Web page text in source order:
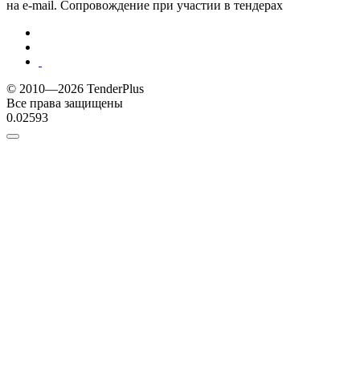
на e-mail. Сопровождение при участии в тендерах
© 2010—2026 TenderPlus
Все права защищены
0.02593